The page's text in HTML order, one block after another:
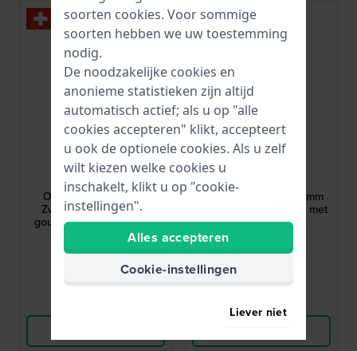
Swarovski
5730194
Octea Chrono 37 mm
Zwitserse champagne
gouden chronograaf met
kristallen en facetgeslepen
● Op voorraad
Crystalline Aura 35.5 mm
Elegant dameshorloge met
kristallen
● Op voorraad
soorten cookies. Voor sommige
soorten hebben we uw toestemming
nodig.
De noodzakelijke cookies en
anonieme statistieken zijn altijd
automatisch actief; als u op "alle
cookies accepteren" klikt, accepteert
u ook de optionele cookies. Als u zelf
wilt kiezen welke cookies u
inschakelt, klikt u op "cookie-
instellingen".
Alles accepteren
Cookie-instellingen
Liever niet